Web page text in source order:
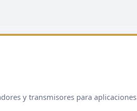
y transmisores para aplicaciones